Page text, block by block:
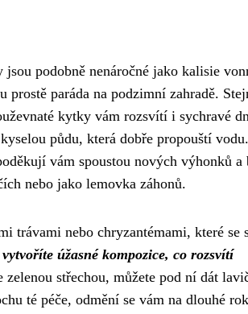
jsou podobně nenáročné jako kalisie
paráda na podzimní zahradě.
kytky vám rozsvítí i sychravé
půdu, která dobře propouští
vám spoustou nových výhonků a
nebo jako lemovka záhonů.
trávami nebo chryzantémami, které se
úžasné kompozice, co rozsvítí
zelenou střechou, můžete pod ní dát
té péče, odmění se vám na dlouhé